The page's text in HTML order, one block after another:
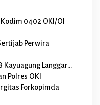
0402 OKI/OI
Perwira
Kayuagung Langgar…
Polres OKI
Forkopimda